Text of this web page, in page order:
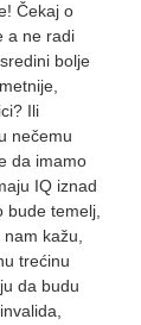
Čekaj o
a ne radi
bolje
Ili
nečemu
da imamo
IQ iznad
bude temelj,
kažu,
trećinu
da budu